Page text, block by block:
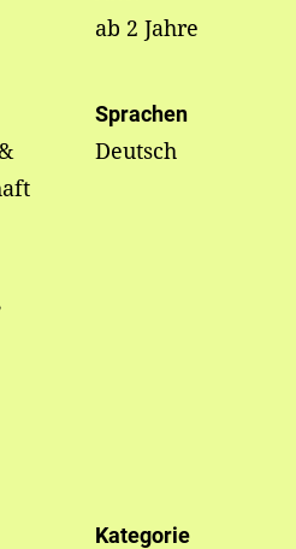
ab 2 Jahre
Sprachen
Deutsch
Kategorie